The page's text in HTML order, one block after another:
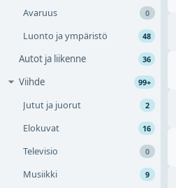
Avaruus 0
Luonto ja ympäristö 48
Autot ja liikenne 36
Viihde 99+
Jutut ja juorut 2
Elokuvat 16
Televisio 0
Musiikki 9